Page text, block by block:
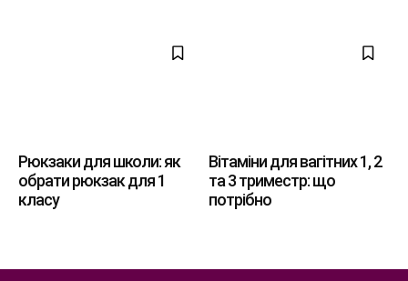
Рюкзаки для школи: як
обрати рюкзак для 1
класу
Вітаміни для вагітних 1, 2
та 3 триместр: що
потрібно